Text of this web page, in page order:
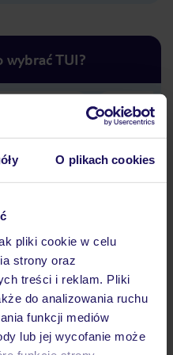
O plikach cookies
pliki cookie w celu
strony oraz
treści i reklam. Pliki
do analizowania ruchu
funkcji mediów
lub jej wycofanie może
wybrać TUI?
w Polsce